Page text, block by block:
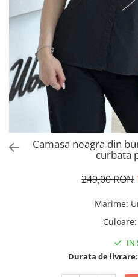
Tricouri si topuri
Rochii de eveniment
Camasa neagra din
curbata
249,00 RON
Marime:
Culoare:
IN
Durata de livrare: